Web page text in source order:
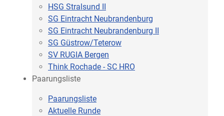
HSG Stralsund II
SG Eintracht Neubrandenburg
SG Eintracht Neubrandenburg II
SG Güstrow/Teterow
SV RUGIA Bergen
Think Rochade - SC HRO
Paarungsliste
Paarungsliste
Aktuelle Runde